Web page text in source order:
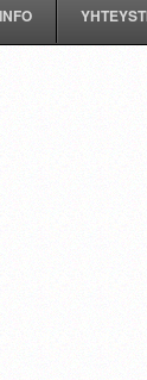
INFO